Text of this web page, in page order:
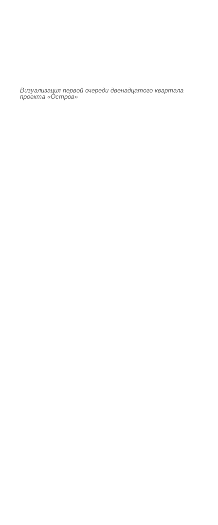
Визуализация первой очереди двенадцатого квартала
проекта «Остров»